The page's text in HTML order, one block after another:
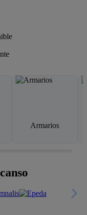
Armarios